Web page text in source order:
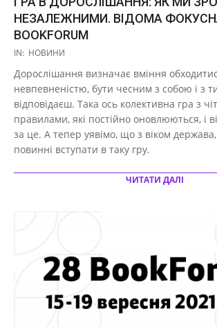
НЕЗАЛЕЖНИМИ. ВІДОМА
BOOKFORUM
2020-
24
IN: НОВИНИ
Дорослішання визначає вміння
невпевненістю, бути чесним з собою і з
відповідаєш. Така ось колективна гра з
правилами, які постійно оновлюються, і
за це. А тепер уявімо, що з віком
повинні вступати в таку гру.
ЧИТАТИ ДАЛІ